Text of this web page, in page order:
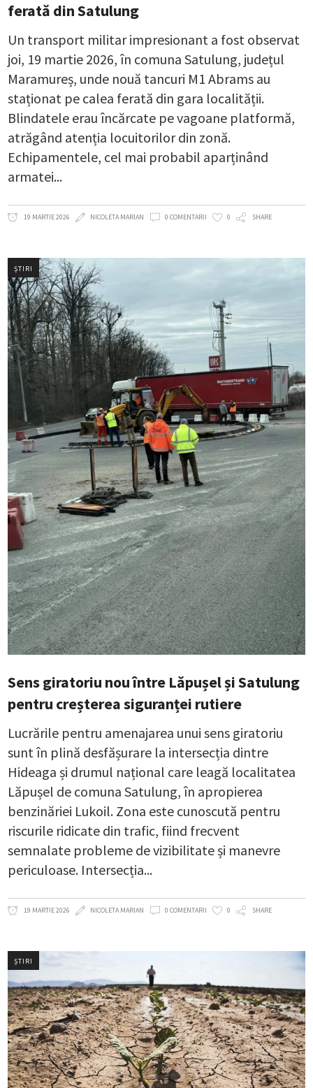
ferată din Satulung
Un transport militar impresionant a fost observat
joi, 19 martie 2026, în comuna Satulung, județul
Maramureș, unde nouă tancuri M1 Abrams au
staționat pe calea ferată din gara localității.
Blindatele erau încărcate pe vagoane platformă,
atrăgând atenția locuitorilor din zonă.
Echipamentele, cel mai probabil aparținând
armatei
19 MARTIE 2026 NICOLETA MARIAN 0 COMENTARII 0 SHARE
ȘTIRI
Sens giratoriu nou între Lăpușel și Satulung
pentru creșterea siguranței rutiere
Lucrările pentru amenajarea unui sens giratoriu
sunt în plină desfășurare la intersecția dintre
Hideaga și drumul național care leagă localitatea
Lăpușel de comuna Satulung, în apropierea
benzinăriei Lukoil. Zona este cunoscută pentru
riscurile ridicate din trafic, fiind frecvent
semnalate probleme de vizibilitate și manevre
periculoase. Intersecția
19 MARTIE 2026 NICOLETA MARIAN 0 COMENTARII 0 SHARE
ȘTIRI